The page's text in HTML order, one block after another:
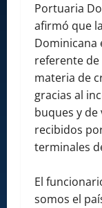
Portuaria
afirmó que
Dominicana
referente de
materia de
gracias al
buques y de
recibidos
terminales
El
somos el